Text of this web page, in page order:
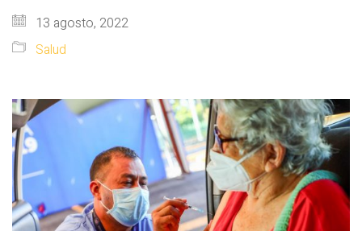
13 agosto, 2022
Salud